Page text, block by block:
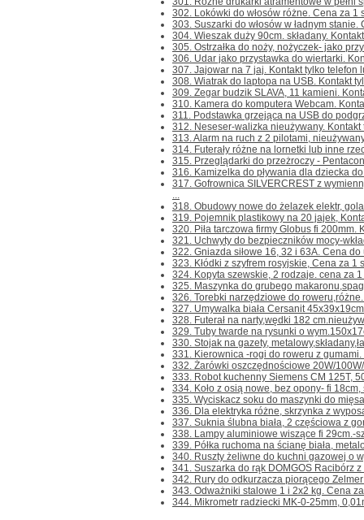
302. Lokówki do włosów różne. Cena za 1
303. Suszarki do włosów w ładnym
304. Wieszak duży 90cm. składany.
305. Ostrzałka do noży, nożyczek- jako
306. Udar jako przystawka do wiertarki.
307. Jajowar na 7 jaj. Kontakt tylko telefon
308. Wiatrak do laptopa na USB. Kontakt
309. Zegar budzik SLAVA, 11 kamieni.
310. Kamera do komputera Webcam.
311. Podstawka grzejąca na USB do
312. Neseser-walizka nieużywany. Kontakt
313. Alarm na ruch z 2 pilotami,
314. Futerały różne na lornetki lub inne
315. Przeglądarki do przeżroczy -
316. Kamizelka do pływania dla dziecka
317. Gofrownica SILVERCREST z
...
318. Obudowy nowe do żelazek elektr,
319. Pojemnik plastikowy na 20 jajek,
320. Piła tarczowa firmy Globus fi 200mm.
321. Uchwyty do bezpieczników mocy-
322. Gniazda siłowe 16, 32 i 63A. Cena
323. Kłódki z szyfrem rosyjskie, Cena za 1
324. Kopyta szewskie, 2 rodzaje. cena za 1
325. Maszynka do grubego
326. Torebki narzędziowe do
327. Umywalka biała Cersanit
328. Futerał na narty,wędki 182
329. Tuby twarde na rysunki o
330. Stojak na gazety,
331. Kierownica -rogi do roweru z gumami.
332. Żarówki oszczędnościowe 20W/
333. Robot kuchenny Siemens CM 125T,
334. Koło z osią nowe, bez opony- fi
335. Wyciskacz soku do maszynki do
336. Dla elektryka różne, skrzynka z
337. Suknia ślubna biała, 2 częściowa z
338. Lampy aluminiowe wiszące fi 29cm.-
339. Półka ruchoma na ścianę biała,
340. Ruszty żeliwne do kuchni gazowej o
341. Suszarka do rąk DOMGOS Racibórz
342. Rury do odkurzacza piorącego
343. Odważniki stalowe 1 i 2x2 kg. Cena
344. Mikrometr radziecki MK-0-25mm,